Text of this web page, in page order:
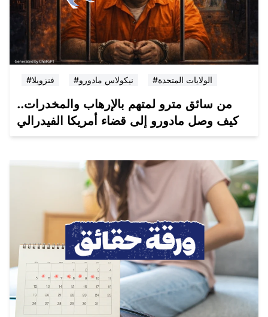
#فنزويلا #نيكولاس مادورو #الولايات المتحدة
من سائق مترو لمتهم بالإرهاب والمخدرات..
كيف وصل مادورو إلى قضاء أمريكا الفيدرالي